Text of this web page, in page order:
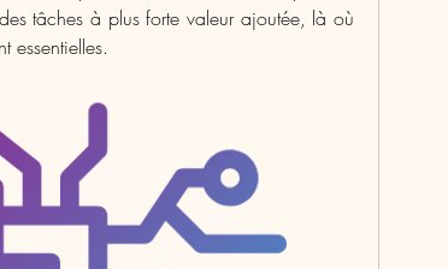
tâches à plus forte valeur ajoutée, là où
essentielles.